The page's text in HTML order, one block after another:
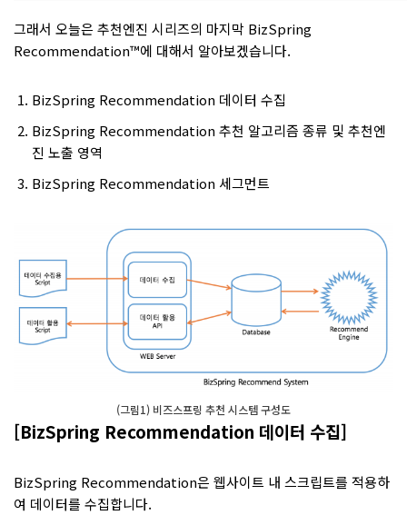
그래서 오늘은 추천엔진 시리즈의 마지막 BizSpring
Recommendation™에 대해서 알아보겠습니다.
BizSpring Recommendation 데이터 수집
BizSpring Recommendation 추천 알고리즘 종류 및 추천엔
진 노출 영역
BizSpring Recommendation 세그먼트
(그림1) 비즈스프링 추천 시스템 구성도
[BizSpring Recommendation 데이터 수집]
BizSpring Recommendation은 웹사이트 내 스크립트를 적용하
여 데이터를 수집합니다.